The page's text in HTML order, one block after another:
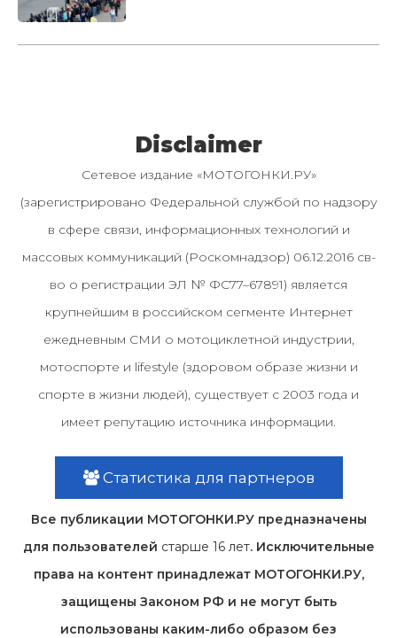
Disclaimer
Сетевое издание «МОТОГОНКИ.РУ»
(зарегистрировано Федеральной службой по надзору
в сфере связи, информационных технологий и
массовых коммуникаций (Роскомнадзор) 06.12.2016 св-
во о регистрации ЭЛ № ФС77–67891) является
крупнейшим в российском сегменте Интернет
ежедневным СМИ о мотоциклетной индустрии,
мотоспорте и lifestyle (здоровом образе жизни и
спорте в жизни людей), существует с 2003 года и
имеет репутацию источника информации.
Статистика для партнеров
Все публикации МОТОГОНКИ.РУ предназначены
для пользователей старше 16 лет. Исключительные
права на контент принадлежат МОТОГОНКИ.РУ,
защищены Законом РФ и не могут быть
использованы каким-либо образом без